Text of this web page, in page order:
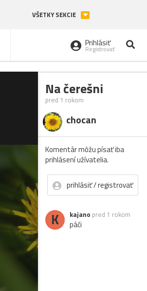
VŠETKY SEKCIE
Prihlásiť
Registrovať
Na čerešni
pred 1 rokom
chocan
Komentár môžu písať iba
prihlásení užívatelia.
prihlásiť / registrovať
K kajano pred 1 rokom
páči